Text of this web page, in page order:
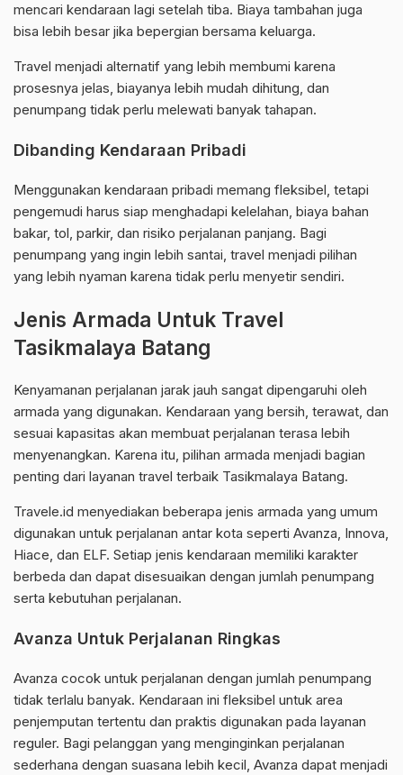
mencari kendaraan lagi setelah tiba. Biaya tambahan juga
bisa lebih besar jika bepergian bersama keluarga.
Travel menjadi alternatif yang lebih membumi karena
prosesnya jelas, biayanya lebih mudah dihitung, dan
penumpang tidak perlu melewati banyak tahapan.
Dibanding Kendaraan Pribadi
Menggunakan kendaraan pribadi memang fleksibel, tetapi
pengemudi harus siap menghadapi kelelahan, biaya bahan
bakar, tol, parkir, dan risiko perjalanan panjang. Bagi
penumpang yang ingin lebih santai, travel menjadi pilihan
yang lebih nyaman karena tidak perlu menyetir sendiri.
Jenis Armada Untuk Travel
Tasikmalaya Batang
Kenyamanan perjalanan jarak jauh sangat dipengaruhi oleh
armada yang digunakan. Kendaraan yang bersih, terawat, dan
sesuai kapasitas akan membuat perjalanan terasa lebih
menyenangkan. Karena itu, pilihan armada menjadi bagian
penting dari layanan travel terbaik Tasikmalaya Batang.
Travele.id menyediakan beberapa jenis armada yang umum
digunakan untuk perjalanan antar kota seperti Avanza, Innova,
Hiace, dan ELF. Setiap jenis kendaraan memiliki karakter
berbeda dan dapat disesuaikan dengan jumlah penumpang
serta kebutuhan perjalanan.
Avanza Untuk Perjalanan Ringkas
Avanza cocok untuk perjalanan dengan jumlah penumpang
tidak terlalu banyak. Kendaraan ini fleksibel untuk area
penjemputan tertentu dan praktis digunakan pada layanan
reguler. Bagi pelanggan yang menginginkan perjalanan
sederhana dengan suasana lebih kecil, Avanza dapat menjadi